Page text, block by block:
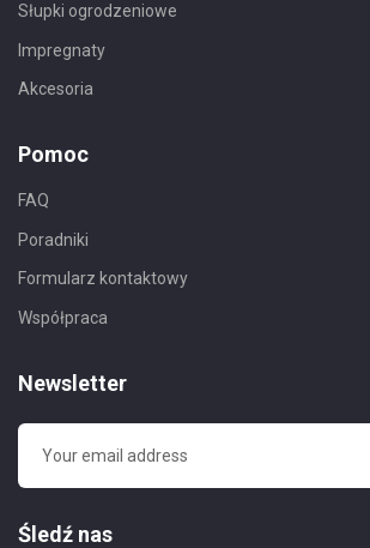
Słupki ogrodzeniowe
Impregnaty
Akcesoria
Pomoc
FAQ
Poradniki
Formularz kontaktowy
Współpraca
Newsletter
Śledź nas